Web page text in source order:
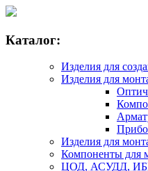
Каталог:
Изделия для
Изделия для
Изделия для
Компоненты для
ЦОД, АСУДД,